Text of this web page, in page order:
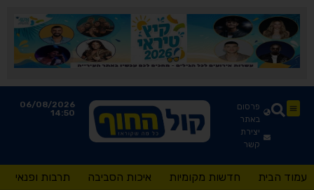
פרסום
באתר
יצירת
קשר
06/08/2026
14:50
עמוד הבית חדשות מקומיות איכות הסביבה תרבות ופנאי